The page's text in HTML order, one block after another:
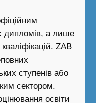
дипломів, а лише
ZAB
ступенів або
сектором.
освіти